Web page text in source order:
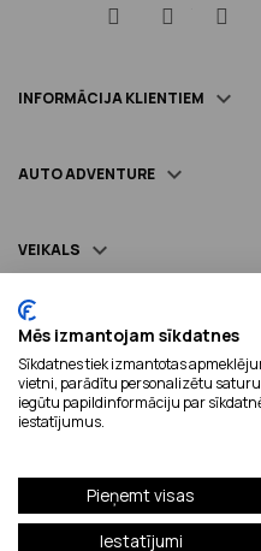
INFORMĀCIJA KLIENTIEM 
AUTO ADVENTURE 
VEIKALS 
Facebook
Piegādājam ar:
Droši maksājumi:
Mēs izmantojam sīkdatnes
Sīkdatnes tiek izmantotas
vietni, parādītu personalizētu
iegūtu papildinformāciju par
iestatījumus.
Pieņemt visas
Iestatījumi